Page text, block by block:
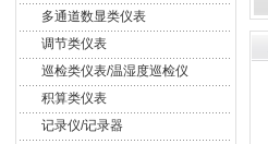
多通道数显类仪表
调节类仪表
巡检类仪表/温湿度巡检仪
积算类仪表
记录仪/记录器